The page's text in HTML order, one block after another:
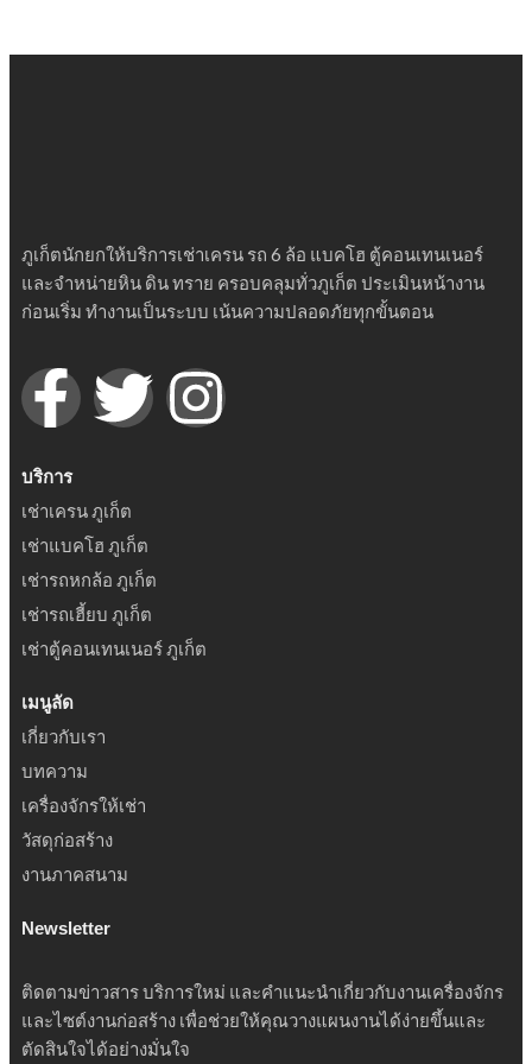
ภูเก็ตนักยกให้บริการเช่าเครน รถ 6 ล้อ แบคโฮ ตู้คอนเทนเนอร์
และจำหน่ายหิน ดิน ทราย ครอบคลุมทั่วภูเก็ต ประเมินหน้างาน
ก่อนเริ่ม ทำงานเป็นระบบ เน้นความปลอดภัยทุกขั้นตอน
บริการ
เช่าเครน ภูเก็ต
เช่าแบคโฮ ภูเก็ต
เช่ารถหกล้อ ภูเก็ต
เช่ารถเฮี้ยบ ภูเก็ต
เช่าตู้คอนเทนเนอร์ ภูเก็ต
เมนูลัด
เกี่ยวกับเรา
บทความ
เครื่องจักรให้เช่า
วัสดุก่อสร้าง
งานภาคสนาม
Newsletter
ติดตามข่าวสาร บริการใหม่ และคำแนะนำเกี่ยวกับงานเครื่องจักร
และไซต์งานก่อสร้าง เพื่อช่วยให้คุณวางแผนงานได้ง่ายขึ้นและ
ตัดสินใจได้อย่างมั่นใจ